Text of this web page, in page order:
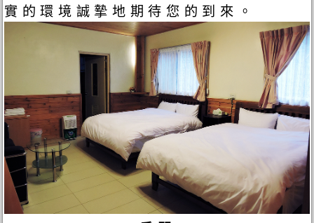
實的環境誠摯地期待您的到來。